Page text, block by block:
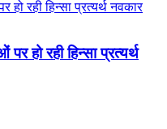
हो रही हिन्सा प्रत्यर्थ